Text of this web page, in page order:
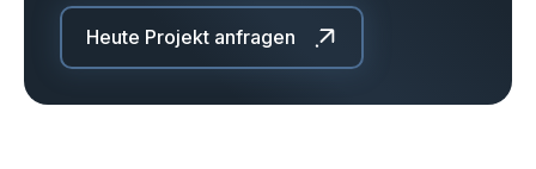
Heute Projekt anfragen